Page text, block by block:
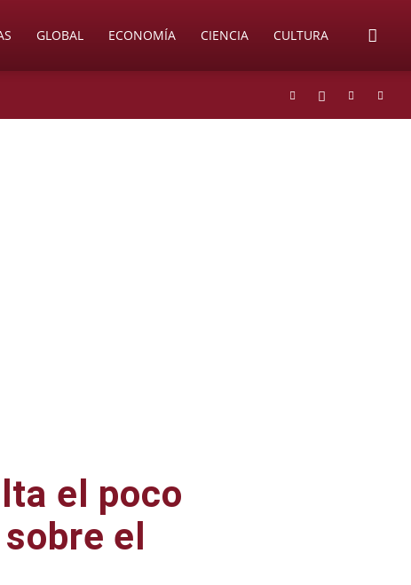
GLOBAL ECONOMÍA CIENCIA CULTURA
el poco
el